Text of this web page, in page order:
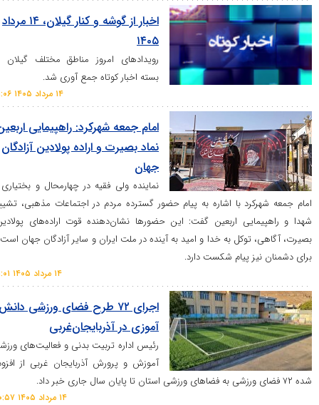
اخبار از گوشه و کنار گیلان، ۱۴ مرداد
۱۴۰۵
رویداد‌های امروز مناطق مختلف گیلان در
بسته اخبار کوتاه جمع آوری شد.
امام جمعه شهرکرد: راهپیمایی اربعین
نماد بصیرت و اراده پولادین آزادگان
جهان
نماینده ولی فقیه در چهارمحال و بختیاری و
با اشاره به پیام حضور گسترده مردم در اجتماعات مذهبی، تشییع
اربعین گفت: این حضور‌ها نشان‌دهنده قوت اراده‌های پولادین،
به خدا و امید به آینده در ملت ایران و سایر آزادگان جهان است و
پیام شکست دارد.
اجرای ۷۲ طرح فضای ورزشی دانش
آموزی در آذربایجان‌غربی
رئیس اداره تربیت بدنی و فعالیت‌های ورزشی
آموزش و پرورش آذربایجان غربی از افزوده